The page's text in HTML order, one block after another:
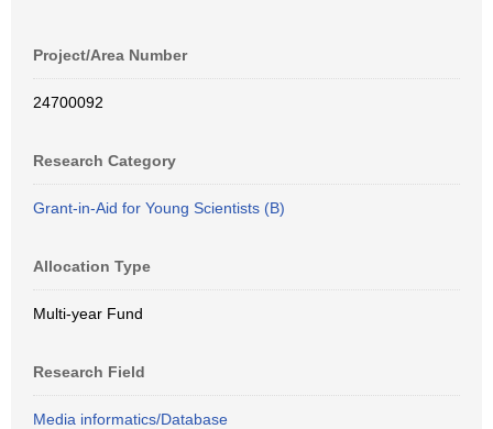
Project/Area Number
24700092
Research Category
Grant-in-Aid for Young Scientists (B)
Allocation Type
Multi-year Fund
Research Field
Media informatics/Database